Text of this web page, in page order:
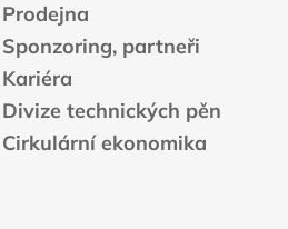
Prodejna
Sponzoring, partneři
Kariéra
Divize technických pěn
Cirkulární ekonomika